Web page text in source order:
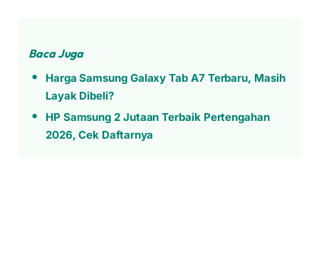
Baca Juga
Harga Samsung Galaxy Tab A7 Terbaru, Masih
Layak Dibeli?
HP Samsung 2 Jutaan Terbaik Pertengahan
2026, Cek Daftarnya